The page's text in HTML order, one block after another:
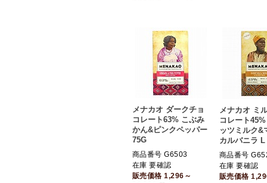
メナカオ ダークチョ
コレート63% こぶみ
かん&ピンクペッパー
75G
商品番号 G6503
在庫 要確認
販売価格1,296～
メナカオ ミ
コレート
ッツミルク&
カルバニラ L
商品番号
在庫 要確認
販売価格